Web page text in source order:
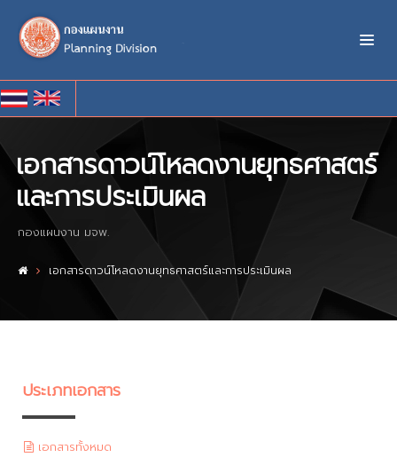
เอกสารดาวน์โหลดงานยุทธศาสตร์
และการประเมินผล
กองแผนงาน มจพ.
เอกสารดาวน์โหลดงานยุทธศาสตร์และการประเมินผล
ประเภทเอกสาร
เอกสารทั้งหมด